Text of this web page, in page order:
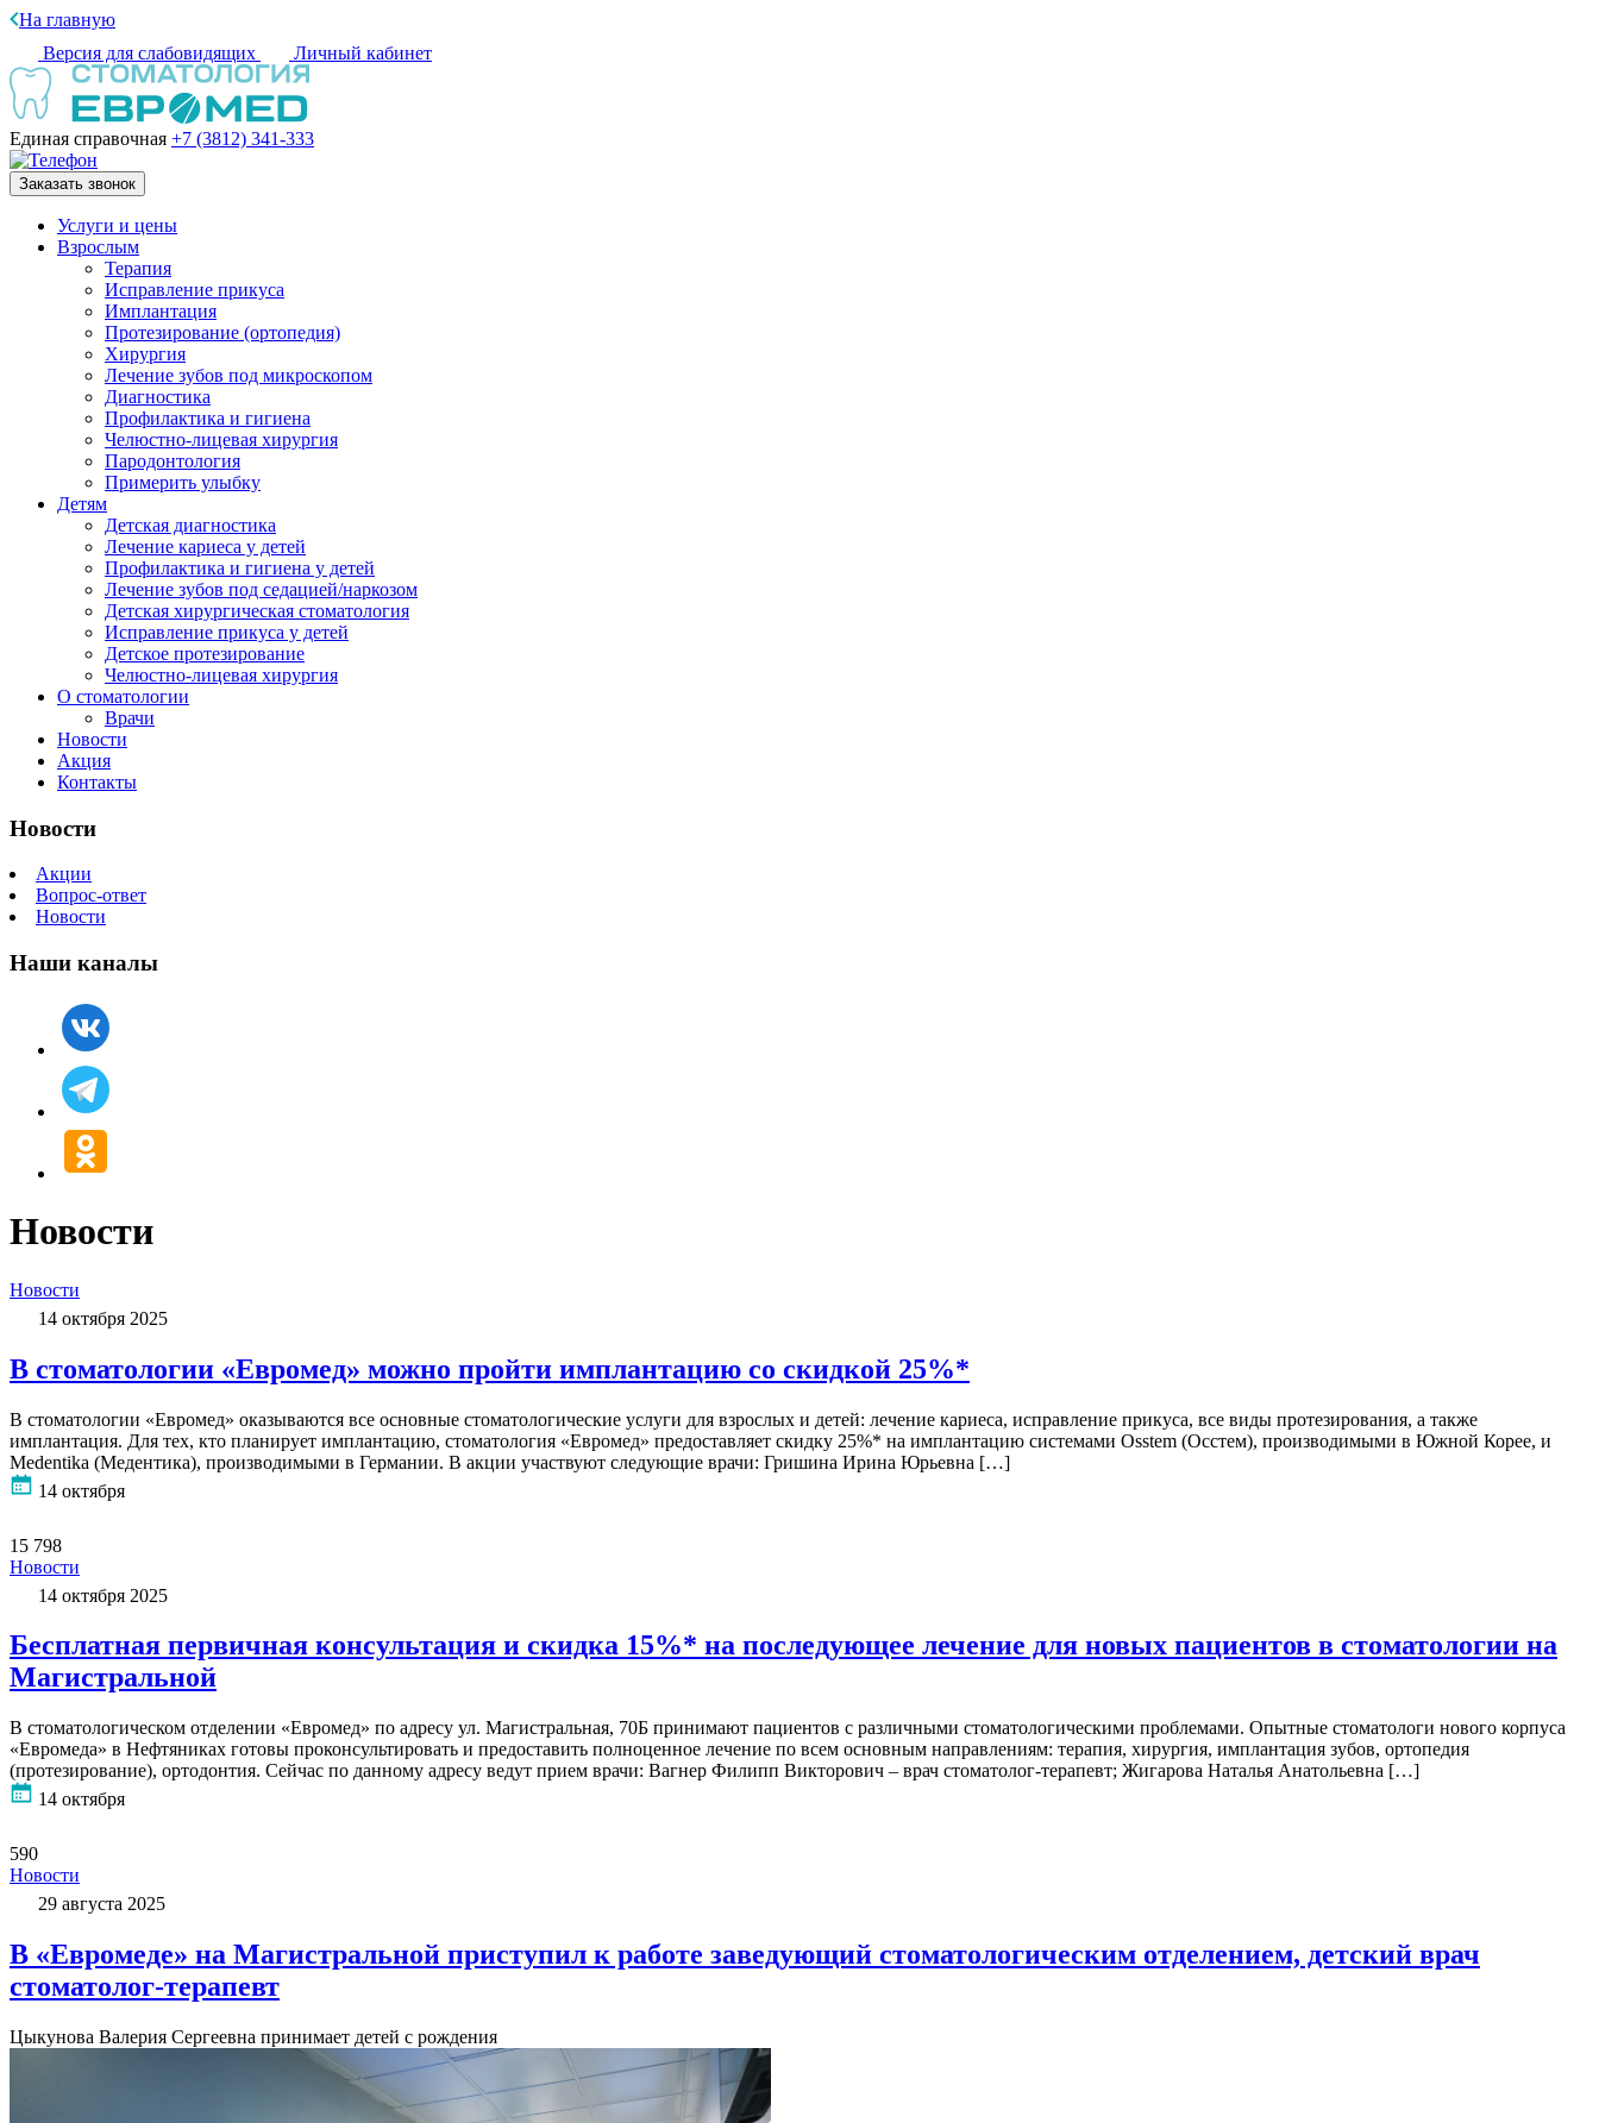
На главную
Версия для слабовидящих
Личный кабинет
Единая справочная +7 (3812) 341-333
Заказать звонок
Услуги и цены
Взрослым
Терапия
Исправление прикуса
Имплантация
Протезирование (ортопедия)
Хирургия
Лечение зубов под микроскопом
Диагностика
Профилактика и гигиена
Челюстно-лицевая хирургия
Пародонтология
Примерить улыбку
Детям
Детская диагностика
Лечение кариеса у детей
Профилактика и гигиена у детей
Лечение зубов под седацией/наркозом
Детская хирургическая стоматология
Исправление прикуса у детей
Детское протезирование
Челюстно-лицевая хирургия
О стоматологии
Врачи
Новости
Акция
Контакты
Новости
Акции
Вопрос-ответ
Новости
Наши каналы
Новости
Новости
14 октября 2025
В стоматологии «Евромед» можно пройти имплантацию со скидкой 25%*
В стоматологии «Евромед» оказываются все основные стоматологические услуги для взрослых и детей: лечение кариеса, исправление прикуса, все виды протезирования, а также
имплантация. Для тех, кто планирует имплантацию, стоматология «Евромед» предоставляет скидку 25%* на имплантацию системами Osstem (Осстем), производимыми в Южной Корее, и
Medentika (Медентика), производимыми в Германии. В акции участвуют следующие врачи: Гришина Ирина Юрьевна […]
14 октября
15 798
Новости
14 октября 2025
Бесплатная первичная консультация и скидка 15%* на последующее лечение для новых пациентов в стоматологии на
Магистральной
В стоматологическом отделении «Евромед» по адресу ул. Магистральная, 70Б принимают пациентов с различными стоматологическими проблемами. Опытные стоматологи нового корпуса
«Евромеда» в Нефтяниках готовы проконсультировать и предоставить полноценное лечение по всем основным направлениям: терапия, хирургия, имплантация зубов, ортопедия
(протезирование), ортодонтия. Сейчас по данному адресу ведут прием врачи: Вагнер Филипп Викторович – врач стоматолог-терапевт; Жигарова Наталья Анатольевна […]
14 октября
590
Новости
29 августа 2025
В «Евромеде» на Магистральной приступил к работе заведующий стоматологическим отделением, детский врач
стоматолог-терапевт
Цыкунова Валерия Сергеевна принимает детей с рождения